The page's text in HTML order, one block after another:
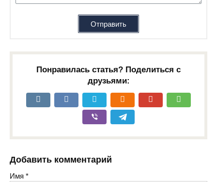
Отправить
Понравилась статья? Поделиться с
друзьями:
Добавить комментарий
Имя *